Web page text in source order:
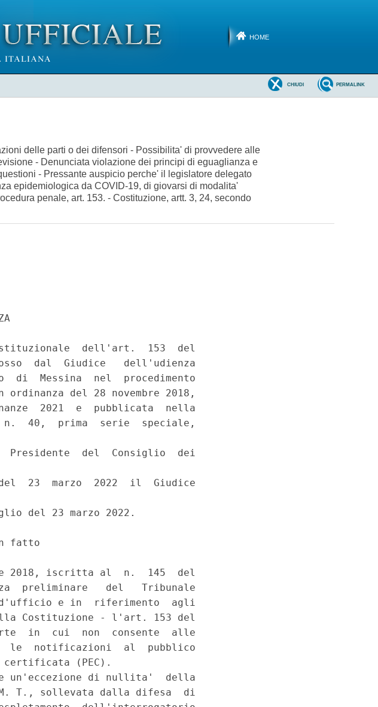
HOME
PERMALINK
CHIUDI
delle parti o dei difensori - Possibilita' di provvedere alle
- Denunciata violazione dei principi di eguaglianza e
- Pressante auspicio perche' il legislatore delegato
epidemiologica da COVID-19, di giovarsi di modalita'
penale, art. 153. - Costituzione, artt. 3, 24, secondo